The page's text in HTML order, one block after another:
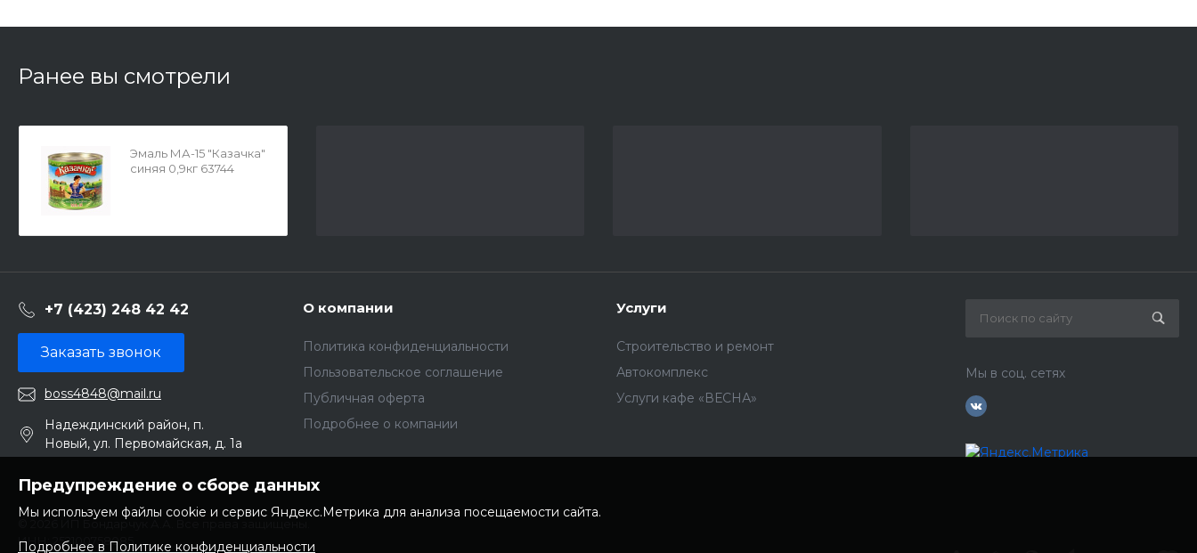
Ранее вы смотрели
Эмаль МА-15 "Казачка"
синяя 0,9кг 63744
+7 (423) 248 42 42
Заказать звонок
boss4848@mail.ru
Надеждинский район, п.
Новый, ул. Первомайская, д. 1а
О компании
Политика конфиденциальности
Пользовательское соглашение
Публичная оферта
Подробнее о компании
Услуги
Строительство и ремонт
Автокомплекс
Услуги кафе «ВЕСНА»
Мы в соц. сетях
© 2026 ИП Бондарчук А.А. Все права защищены.
ИНН: 252100758085
Предупреждение о сборе данных
Мы используем файлы cookie и сервис Яндекс.Метрика для анализа посещаемости сайта.
Подробнее в Политике конфиденциальности